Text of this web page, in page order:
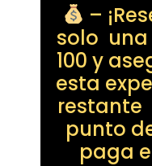
–
solo una
100 y
esta
restante
punto
paga